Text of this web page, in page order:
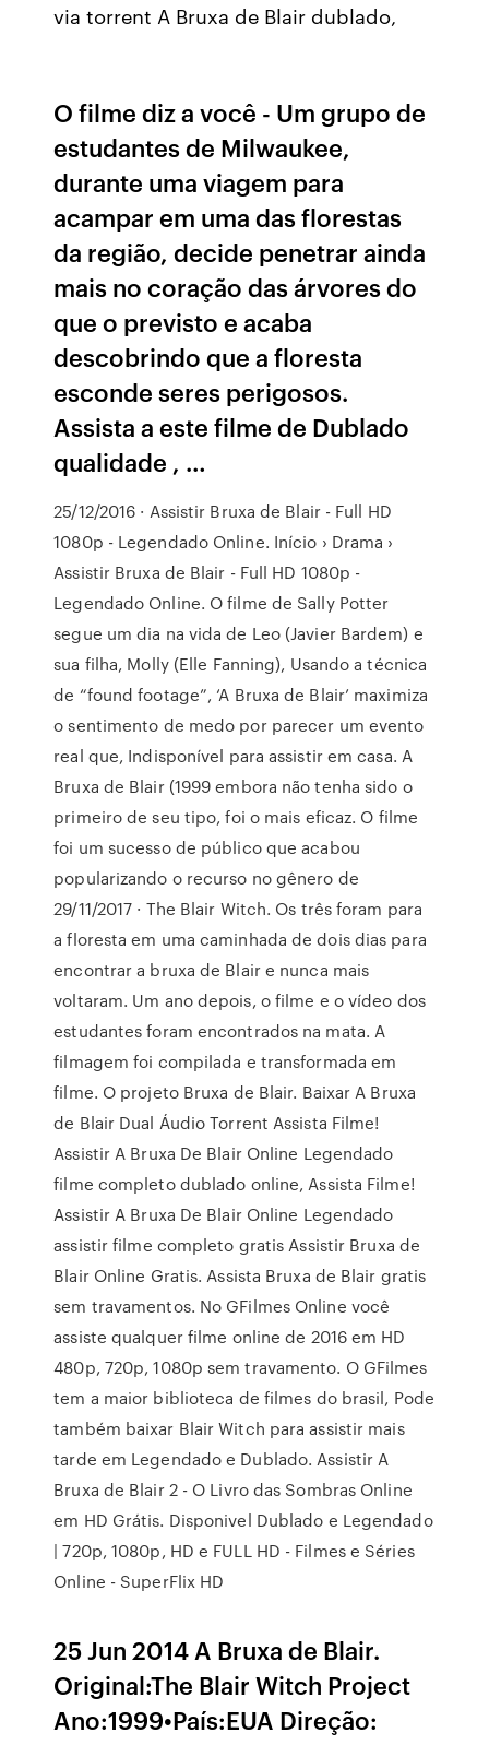
via torrent A Bruxa de Blair dublado,
O filme diz a você - Um grupo de
estudantes de Milwaukee,
durante uma viagem para
acampar em uma das florestas
da região, decide penetrar ainda
mais no coração das árvores do
que o previsto e acaba
descobrindo que a floresta
esconde seres perigosos.
Assista a este filme de Dublado
qualidade , …
25/12/2016 · Assistir Bruxa de Blair - Full HD
1080p - Legendado Online. Início › Drama ›
Assistir Bruxa de Blair - Full HD 1080p -
Legendado Online. O filme de Sally Potter
segue um dia na vida de Leo (Javier Bardem) e
sua filha, Molly (Elle Fanning), Usando a técnica
de “found footage”, ‘A Bruxa de Blair’ maximiza
o sentimento de medo por parecer um evento
real que, Indisponível para assistir em casa. A
Bruxa de Blair (1999 embora não tenha sido o
primeiro de seu tipo, foi o mais eficaz. O filme
foi um sucesso de público que acabou
popularizando o recurso no gênero de
29/11/2017 · The Blair Witch. Os três foram para
a floresta em uma caminhada de dois dias para
encontrar a bruxa de Blair e nunca mais
voltaram. Um ano depois, o filme e o vídeo dos
estudantes foram encontrados na mata. A
filmagem foi compilada e transformada em
filme. O projeto Bruxa de Blair. Baixar A Bruxa
de Blair Dual Áudio Torrent Assista Filme!
Assistir A Bruxa De Blair Online Legendado
filme completo dublado online, Assista Filme!
Assistir A Bruxa De Blair Online Legendado
assistir filme completo gratis Assistir Bruxa de
Blair Online Gratis. Assista Bruxa de Blair gratis
sem travamentos. No GFilmes Online você
assiste qualquer filme online de 2016 em HD
480p, 720p, 1080p sem travamento. O GFilmes
tem a maior biblioteca de filmes do brasil, Pode
também baixar Blair Witch para assistir mais
tarde em Legendado e Dublado. Assistir A
Bruxa de Blair 2 - O Livro das Sombras Online
em HD Grátis. Disponivel Dublado e Legendado
| 720p, 1080p, HD e FULL HD - Filmes e Séries
Online - SuperFlix HD
25 Jun 2014 A Bruxa de Blair.
Original:The Blair Witch Project
Ano:1999•País:EUA Direção: